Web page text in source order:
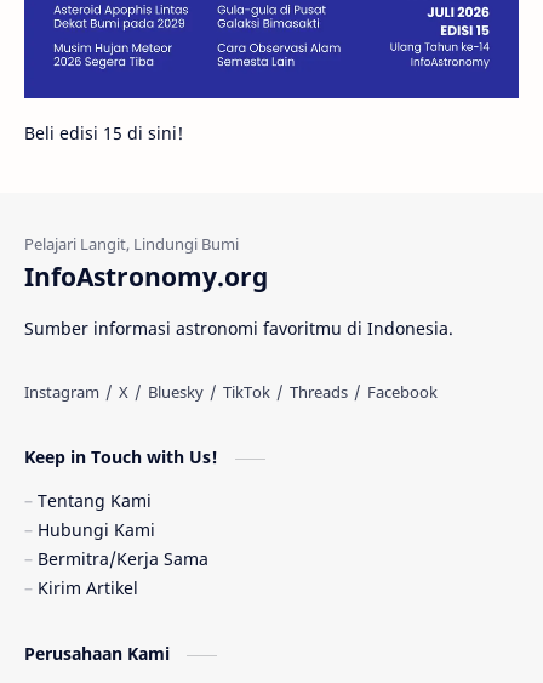
Juno Bintang Biner
Fakta Galaksi Spiral
Gerhana Matahari
Quasar
Ulasan
Gelombang Gravitasi
Beli edisi 15 di sini!
InfoAstronomy.org
Sumber informasi astronomi favoritmu di Indonesia.
Keep in Touch with Us!
Tentang Kami
Hubungi Kami
Bermitra/Kerja Sama
Kirim Artikel
Perusahaan Kami